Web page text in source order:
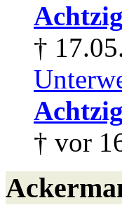
†
† vor